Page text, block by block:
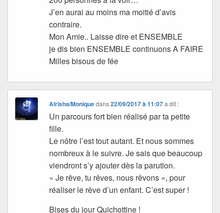
J’en aurai au moins ma moitié d’avis
contraire.
Mon Amie.. Laisse dire et ENSEMBLE
je dis bien ENSEMBLE continuons A FAIRE
Milles bisous de fée
Alrisha/Moniquedans22/09/2017 à 11:07 a dit :
Un parcours fort bien réalisé par ta petite
fille.
Le nôtre l’est tout autant. Et nous sommes
nombreux à le suivre. Je sais que beaucoup
viendront s’y ajouter dès la parution.
« Je rêve, tu rêves, nous rêvons », pour
réaliser le rêve d’un enfant. C’est super !
Bises du jour Quichottine !